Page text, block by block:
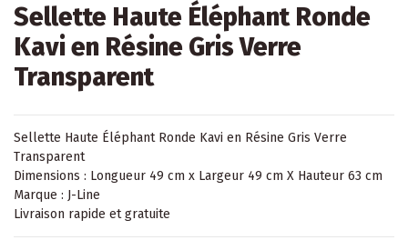
Sellette Haute Éléphant Ronde
Kavi en Résine Gris Verre
Transparent
Sellette Haute Éléphant Ronde Kavi en Résine Gris Verre
Transparent
Dimensions : Longueur 49 cm x Largeur 49 cm X Hauteur 63 cm
Marque : J-Line
Livraison rapide et gratuite